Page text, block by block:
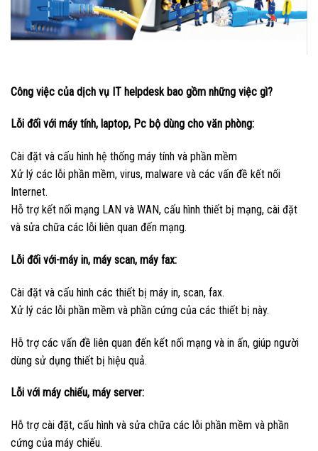
Công việc của dịch vụ IT helpdesk bao gồm những việc gì?
Lỗi đối với máy tính, laptop, Pc bộ dùng cho văn phòng:
Cài đặt và cấu hình hệ thống máy tính và phần mềm
Xử lý các lỗi phần mềm, virus, malware và các vấn đề kết nối
Internet.
Hỗ trợ kết nối mạng LAN và WAN, cấu hình thiết bị mạng, cài đặt
và sửa chữa các lỗi liên quan đến mạng.
Lỗi đối với-máy in, máy scan, máy fax:
Cài đặt và cấu hình các thiết bị máy in, scan, fax.
Xử lý các lỗi phần mềm và phần cứng của các thiết bị này.
Hỗ trợ các vấn đề liên quan đến kết nối mạng và in ấn, giúp người
dùng sử dụng thiết bị hiệu quả.
Lỗi với máy chiếu, máy server:
Hỗ trợ cài đặt, cấu hình và sửa chữa các lỗi phần mềm và phần
cứng của máy chiếu.